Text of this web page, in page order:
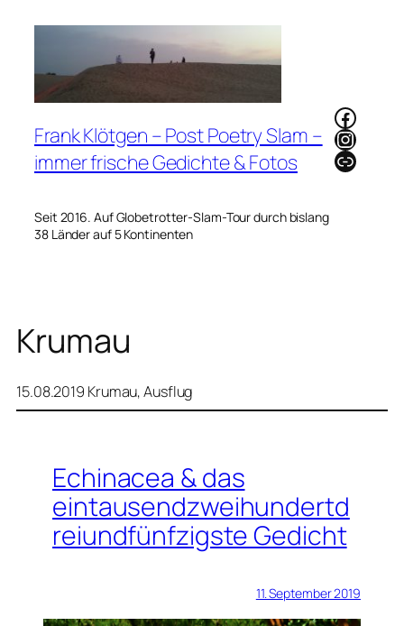
Frank Klötgen – Post Poetry Slam –
immer frische Gedichte & Fotos
Seit 2016. Auf Globetrotter-Slam-Tour durch bislang
38 Länder auf 5 Kontinenten
Link
Krumau
15.08.2019 Krumau, Ausflug
Echinacea & das
eintausendzweihundertd
reiundfünfzigste Gedicht
11. September 2019